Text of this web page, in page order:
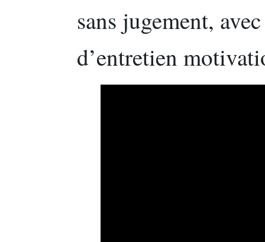
sans jugement,
d’entretien